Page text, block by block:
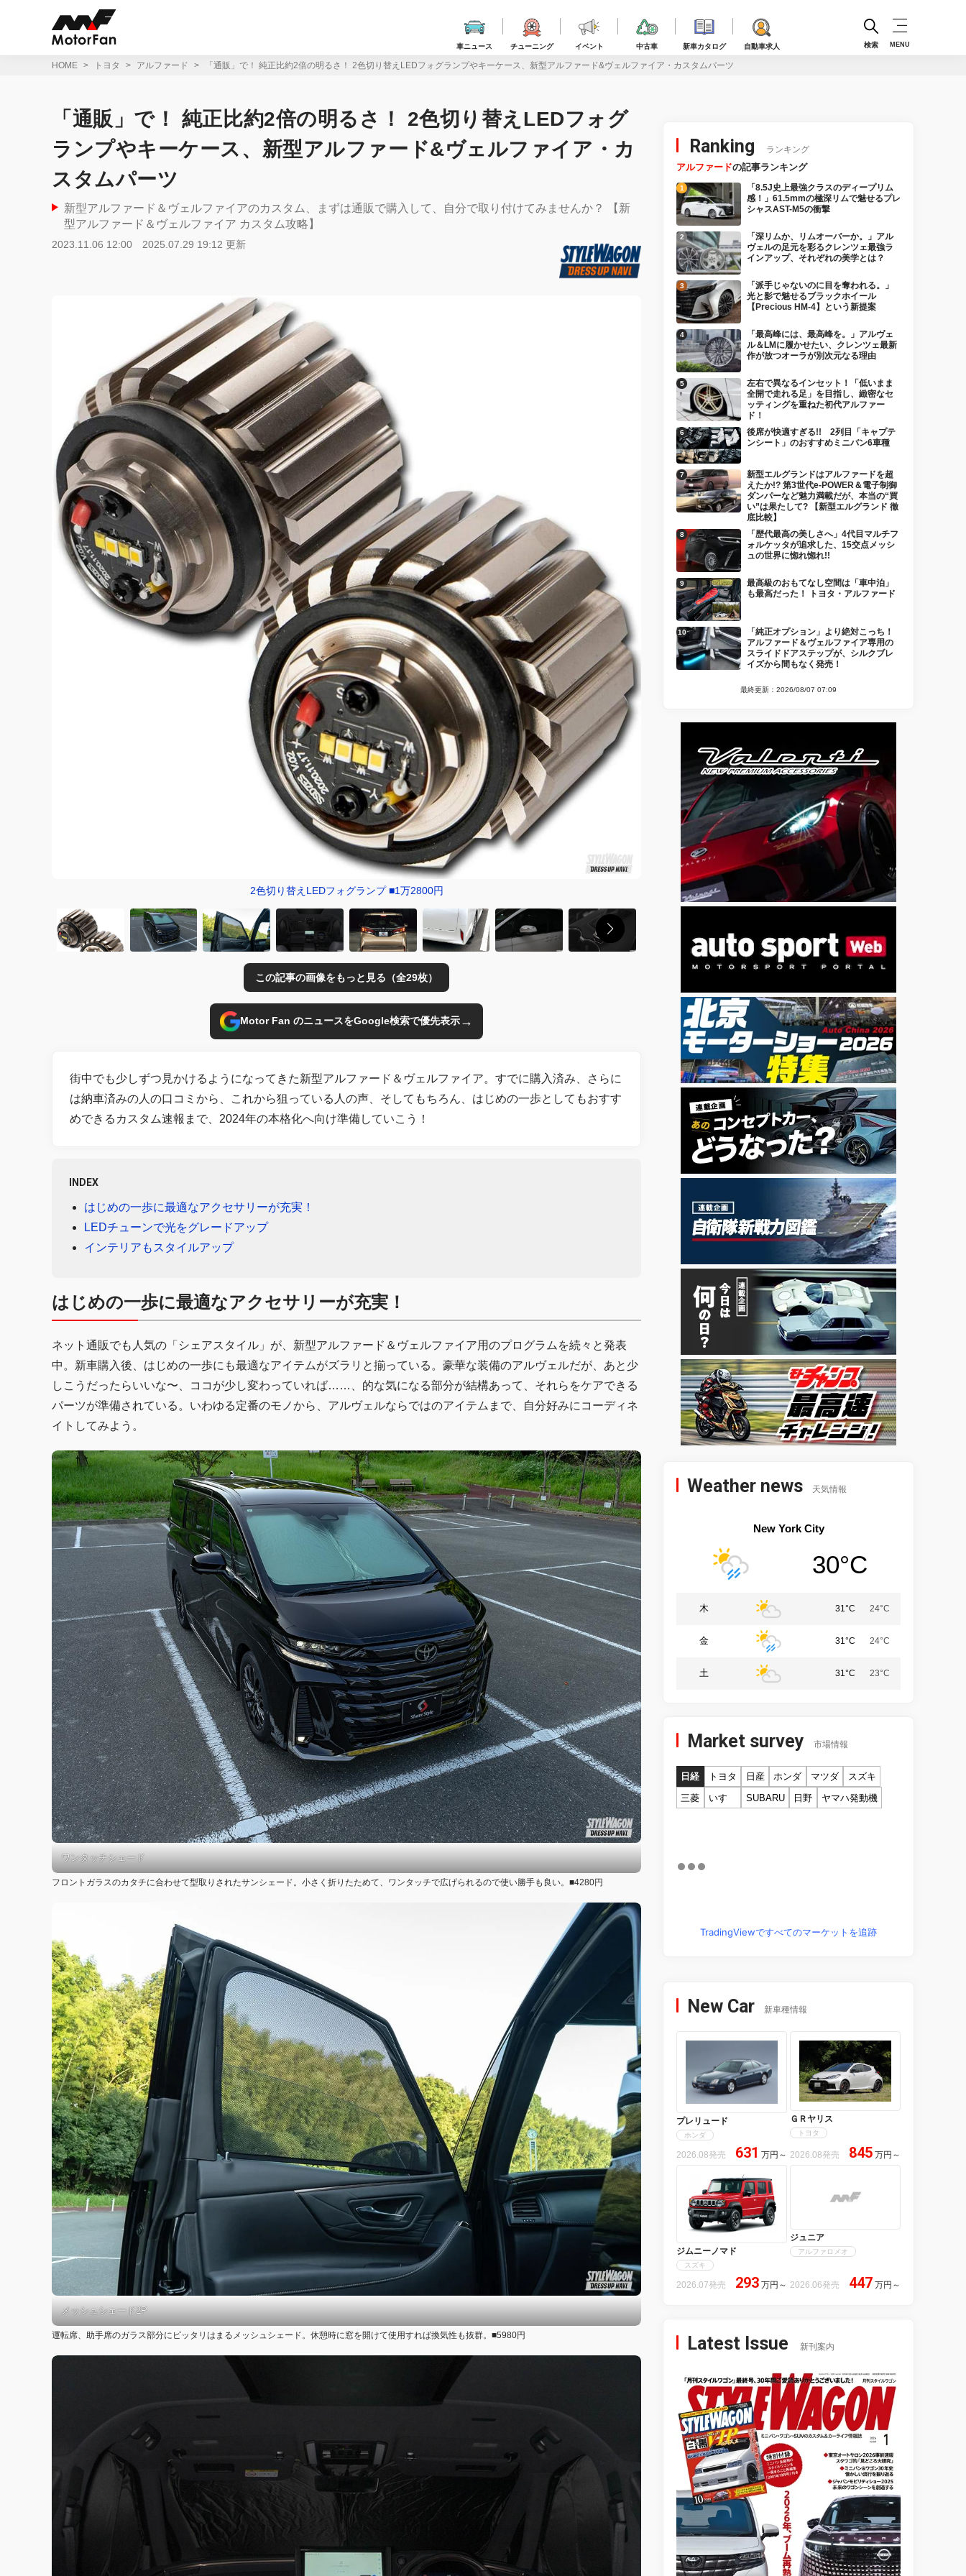
車ニュース チューニング イベント 中古車 新車カタログ 自動車求人 検索 MENU
HOME トヨタ アルファード 「通販」で！ 純正比約2倍の明るさ！ 2色切り替えLEDフォグランプやキーケース、新型アルファード&ヴェルファイア・カスタムパーツ
「通販」で！ 純正比約2倍の明るさ！ 2色切り替えLEDフォグ
ランプやキーケース、新型アルファード&ヴェルファイア・カ
スタムパーツ
新型アルファード＆ヴェルファイアのカスタム、まずは通販で購入して、自分で取り付けてみませんか？ 【新
型アルファード＆ヴェルファイア カスタム攻略】
2023.11.06 12:00 2025.07.29 19:12 更新
2色切り替えLEDフォグランプ ■1万2800円
この記事の画像をもっと見る（全29枚）
Motor Fan のニュースをGoogle検索で優先表示→
街中でも少しずつ見かけるようになってきた新型アルファード＆ヴェルファイア。すでに購入済み、さらに
は納車済みの人の口コミから、これから狙っている人の声、そしてもちろん、はじめの一歩としてもおすす
めできるカスタム速報まで、2024年の本格化へ向け準備していこう！
INDEX
はじめの一歩に最適なアクセサリーが充実！
LEDチューンで光をグレードアップ
インテリアもスタイルアップ
はじめの一歩に最適なアクセサリーが充実！
ネット通販でも人気の「シェアスタイル」が、新型アルファード＆ヴェルファイア用のプログラムを続々と発表
中。新車購入後、はじめの一歩にも最適なアイテムがズラリと揃っている。豪華な装備のアルヴェルだが、あと少
しこうだったらいいな〜、ココが少し変わっていれば……、的な気になる部分が結構あって、それらをケアできる
パーツが準備されている。いわゆる定番のモノから、アルヴェルならではのアイテムまで、自分好みにコーディネ
イトしてみよう。
ワンタッチシェード
フロントガラスのカタチに合わせて型取りされたサンシェード。小さく折りたためて、ワンタッチで広げられるので使い勝手も良い。■4280円
メッシュシェード2P
運転席、助手席のガラス部分にピッタリはまるメッシュシェード。休憩時に窓を開けて使用すれば換気性も抜群。■5980円
Ranking ランキング
アルファードの記事ランキング
「8.5J史上最強クラスのディープリム
感！」61.5mmの極深リムで魅せるプレ
シャスAST-M5の衝撃
「深リムか、リムオーバーか。」アル
ヴェルの足元を彩るクレンツェ最強ラ
インアップ、それぞれの美学とは？
「派手じゃないのに目を奪われる。」
光と影で魅せるブラックホイール
【Precious HM-4】という新提案
「最高峰には、最高峰を。」アルヴェ
ル＆LMに履かせたい、クレンツェ最新
作が放つオーラが別次元なる理由
左右で異なるインセット！「低いまま
全開で走れる足」を目指し、緻密なセ
ッティングを重ねた初代アルファー
ド！
後席が快適すぎる!! 2列目「キャプテ
ンシート」のおすすめミニバン6車種
新型エルグランドはアルファードを超
えたか!? 第3世代e-POWER＆電子制御
ダンパーなど魅力満載だが、本当の“買
い”は果たして? 【新型エルグランド 徹
底比較】
「歴代最高の美しさへ」4代目マルチフ
ォルケッタが追求した、15交点メッシ
ュの世界に惚れ惚れ!!
最高級のおもてなし空間は「車中泊」
も最高だった！ トヨタ・アルファード
「純正オプション」より絶対こっち！
アルファード＆ヴェルファイア専用の
スライドドアステップが、シルクブレ
イズから間もなく発売！
最終更新：2026/08/07 07:09
Weather news 天気情報
New York City
30°C
木 31°C 24°C
金 31°C 24°C
土 31°C 23°C
Market survey 市場情報
日経 トヨタ 日産 ホンダ マツダ
スズキ
三菱
いすゞ SUBARU 日野 ヤマハ発動機
TradingViewですべてのマーケットを追跡
New Car 新車種情報
プレリュード
ホンダ
2026.08発売 631 万円 ～
ＧＲヤリス
トヨタ
2026.08発売 845 万円 ～
ジムニーノマド
スズキ
2026.07発売 293 万円 ～
ジュニア
アルファロメオ
2026.06発売 447 万円 ～
Latest Issue 新刊案内